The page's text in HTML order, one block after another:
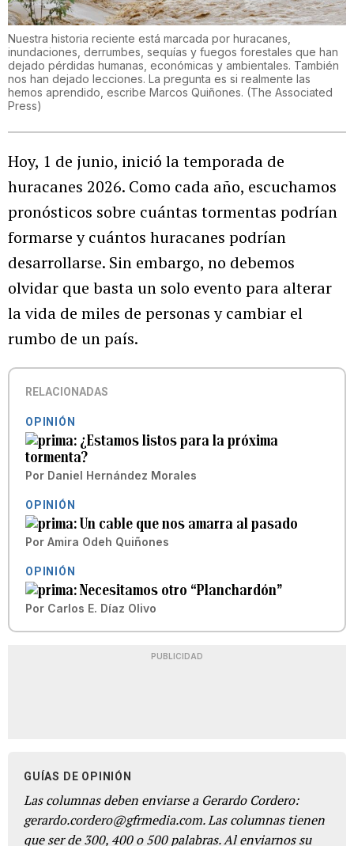
Nuestra historia reciente está marcada por huracanes,
inundaciones, derrumbes, sequías y fuegos forestales que han
dejado pérdidas humanas, económicas y ambientales. También
nos han dejado lecciones. La pregunta es si realmente las
hemos aprendido, escribe Marcos Quiñones. (The Associated
Press)
Hoy, 1 de junio, inició la temporada de
huracanes 2026. Como cada año, escuchamos
pronósticos sobre cuántas tormentas podrían
formarse y cuántos huracanes podrían
desarrollarse. Sin embargo, no debemos
olvidar que basta un solo evento para alterar
la vida de miles de personas y cambiar el
rumbo de un país.
RELACIONADAS
OPINIÓN
¿Estamos listos para la próxima
tormenta?
Por Daniel Hernández Morales
OPINIÓN
Un cable que nos amarra al pasado
Por Amira Odeh Quiñones
OPINIÓN
Necesitamos otro “Planchardón”
Por Carlos E. Díaz Olivo
PUBLICIDAD
GUÍAS DE OPINIÓN
Las columnas deben enviarse a Gerardo Cordero:
gerardo.cordero@gfrmedia.com. Las columnas tienen
que ser de 300, 400 o 500 palabras. Al enviarnos su